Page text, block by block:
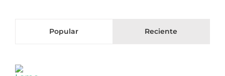
Popular Reciente